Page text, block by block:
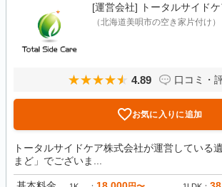
[運営会社] トータルサイド
（北海道美唄市の空き家片付け）
4.89 口コミ・
お気に入りに追加
トータルサイドケア株式会社が運営している
まど」でございま...